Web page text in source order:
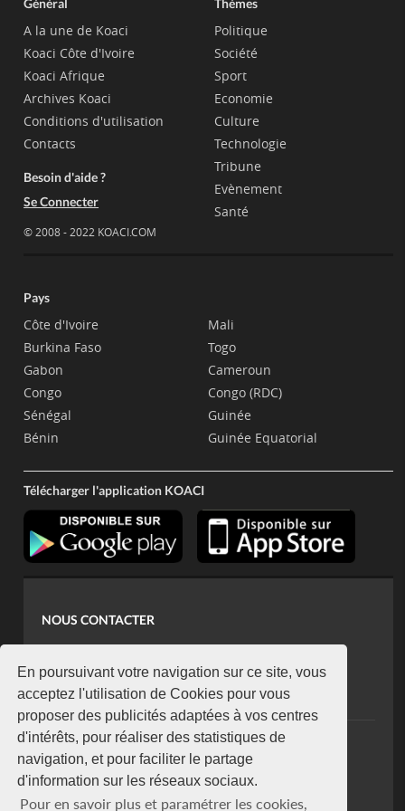
En poursuivant votre navigation sur ce site, vous
acceptez l'utilisation de Cookies pour vous
proposer des publicités adaptées à vos centres
d'intérêts, pour réaliser des statistiques de
navigation, et pour faciliter le partage
d'information sur les réseaux sociaux.
Pour en savoir plus et paramétrer les cookies,
Général
A la une de Koaci
Koaci Côte d'Ivoire
Koaci Afrique
Archives Koaci
Conditions d'utilisation
Contacts
Besoin d'aide ?
Se Connecter
© 2008 - 2022 KOACI.COM
Thèmes
Politique
Société
Sport
Economie
Culture
Technologie
Tribune
Evènement
Santé
Pays
Côte d'Ivoire
Burkina Faso
Gabon
Congo
Sénégal
Bénin
Mali
Togo
Cameroun
Congo (RDC)
Guinée
Guinée Equatorial
Télécharger l'application KOACI
NOUS CONTACTER
koaci@yahoo.fr
+225 07 08 85 52 93
NEWSLETTER
Restez connecté via notre newsletter
S'abonner